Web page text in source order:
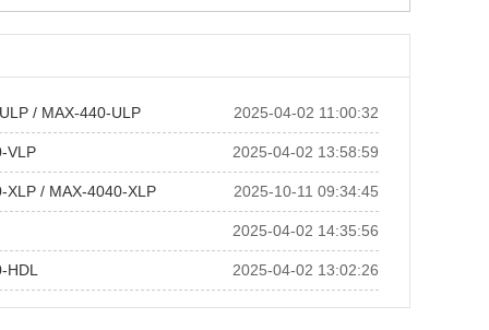
2025-04-02 11:00:32
/ MAX-440-ULP
2025-04-02 13:58:59
VLP
2025-10-11 09:34:45
XLP / MAX-4040-XLP
2025-04-02 14:35:56
2025-04-02 13:02:26
HDL